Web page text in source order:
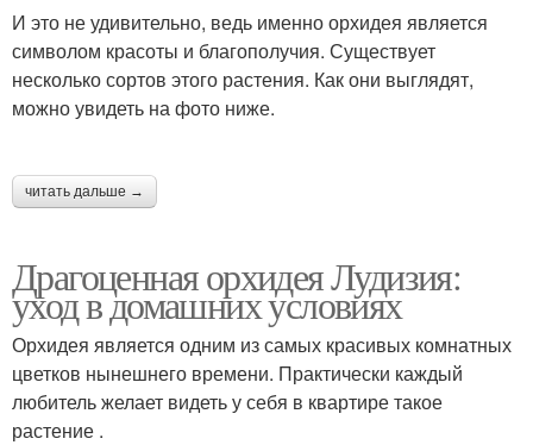
И это не удивительно, ведь именно орхидея является
символом красоты и благополучия. Существует
несколько сортов этого растения. Как они выглядят,
можно увидеть на фото ниже.
читать дальше →
Драгоценная орхидея Лудизия:
уход в домашних условиях
Орхидея является одним из самых красивых комнатных
цветков нынешнего времени. Практически каждый
любитель желает видеть у себя в квартире такое
растение .